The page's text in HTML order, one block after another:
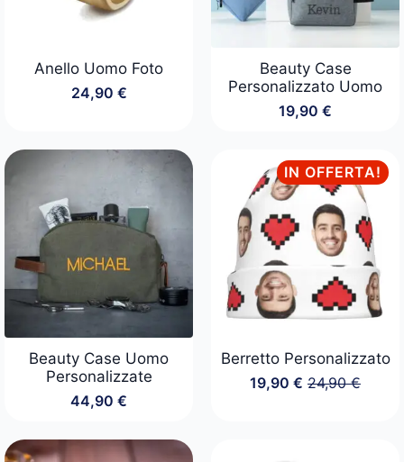
Anello Uomo Foto
24,90 €
Beauty Case
Personalizzato Uomo
19,90 €
Beauty Case Uomo
Personalizzate
44,90 €
IN OFFERTA!
Berretto Personalizzato
24,90€
Il
19,90€ Il